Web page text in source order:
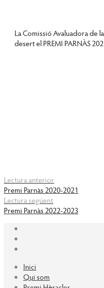
La Comissió Avaluadora de
desert el PREMI PARNÀS
Lectura anterior
Premi Parnàs 2020-2021
Lectura següent
Premi Parnàs 2022-2023
Inici
Qui som